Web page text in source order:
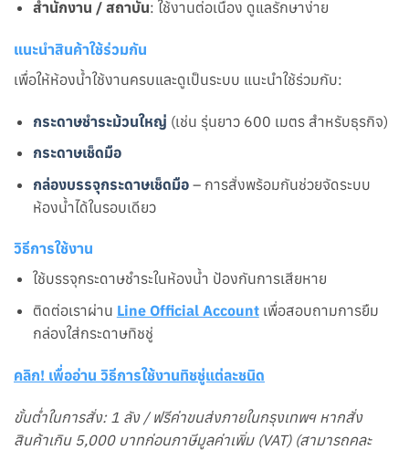
สำนักงาน / สถาบัน: ใช้งานต่อเนื่อง ดูแลรักษาง่าย
แนะนำสินค้าใช้ร่วมกัน
เพื่อให้ห้องน้ำใช้งานครบและดูเป็นระบบ แนะนำใช้ร่วมกับ:
กระดาษชำระม้วนใหญ่ (เช่น รุ่นยาว 600 เมตร สำหรับธุรกิจ)
กระดาษเช็ดมือ
กล่องบรรจุกระดาษเช็ดมือ – การสั่งพร้อมกันช่วยจัดระบบ
ห้องน้ำได้ในรอบเดียว
วิธีการใช้งาน
ใช้บรรจุกระดาษชำระในห้องน้ำ ป้องกันการเสียหาย
ติดต่อเราผ่าน Line Official Accountเพื่อสอบถามการยืม
กล่องใส่กระดาษทิชชู่
คลิก! เพื่ออ่าน วิธีการใช้งานทิชชู่แต่ละชนิด
ขั้นต่ำในการสั่ง: 1 ลัง / ฟรีค่าขนส่งภายในกรุงเทพฯ หากสั่ง
สินค้าเกิน 5,000 บาทก่อนภาษีมูลค่าเพิ่ม (VAT) (สามารถคละ